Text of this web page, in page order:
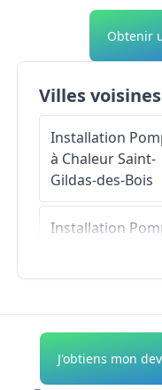
Obtenir
Villes voisines
Installation
à ChaleurSaint-
Gildas-des-Bois
Installation
à ChaleurSaint-
J'obtiens mon